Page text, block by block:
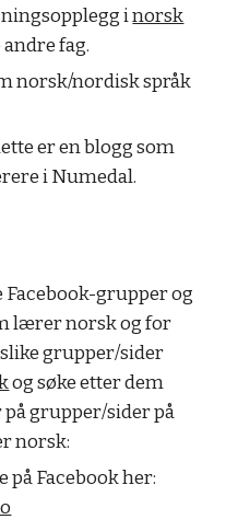
inorsk
fag.
norsk/nordisk språk
er en blogg som
i Numedal.
grupper og
lærer norsk og for
grupper/sider
og søke etter dem
på grupper/sider på
norsk:
på Facebook her: